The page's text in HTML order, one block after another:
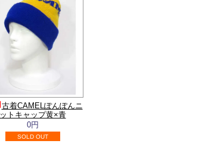
古着CAMELぽんぽんニ
ットキャップ黄×青
0円
SOLD OUT